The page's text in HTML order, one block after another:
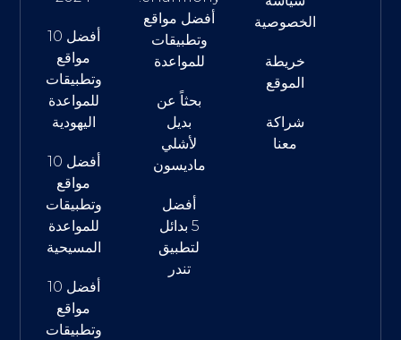
الخصوصية
خريطة
الموقع
شراكة
معنا
أفضل مواقع
وتطبيقات
للمواعدة
بحثاً عن
بديل
لأشلي
ماديسون
أفضل
5 بدائل
لتطبيق
تندر
أفضل 10
مواقع
وتطبيقات
للمواعدة
اليهودية
أفضل 10
مواقع
وتطبيقات
للمواعدة
المسيحية
أفضل 10
مواقع
وتطبيقات